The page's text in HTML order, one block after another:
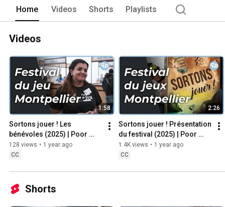
Home Videos Shorts Playlists
Videos
1:58
Sortons jouer ! Les
bénévoles (2025) | Poor
Production
128 views • 1 year ago
CC
2:26
Sortons jouer ! Présentation
du festival (2025) | Poor
Production
1.4K views • 1 year ago
CC
Shorts